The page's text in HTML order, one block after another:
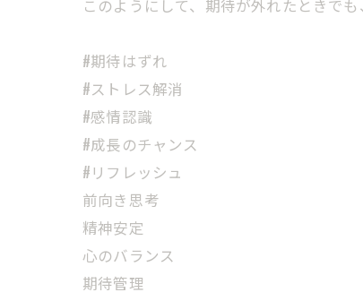
このようにして、期待が外れたときで
#期待はずれ
#ストレス解消
#感情認識
#成長のチャンス
#リフレッシュ
前向き思考
精神安定
心のバランス
期待管理